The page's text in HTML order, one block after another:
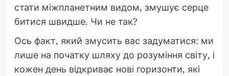
стати міжпланетним видом, змушує серце
битися швидше. Чи не так?
Ось факт, який змусить вас задуматися: ми
лише на початку шляху до розуміння світу, і
кожен день відкриває нові горизонти, які